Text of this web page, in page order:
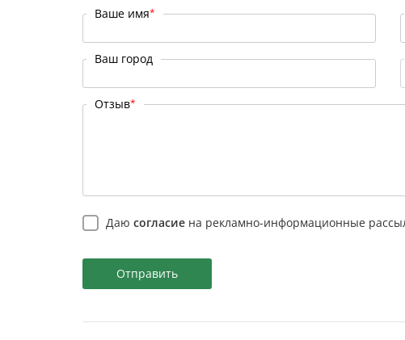
Ваше имя*
Ваш город
Отзыв*
Даю согласие на рекламно-информационные
Отправить